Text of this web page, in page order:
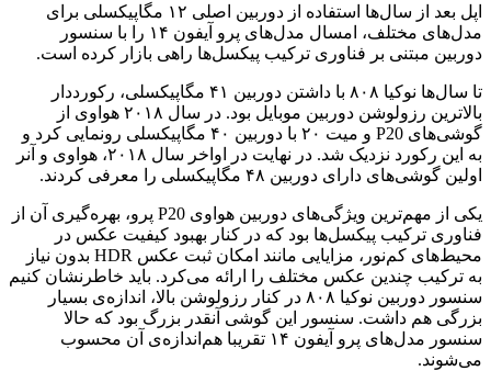
اپل بعد از سال‌ها استفاده از دوربین اصلی ۱۲ مگاپیکسلی برای
مدل‌های مختلف، امسال مدل‌های پرو آیفون ۱۴ را با سنسور
دوربین مبتنی بر فناوری ترکیب پیکسل‌ها راهی بازار کرده است.
تا سال‌ها نوکیا ۸۰۸ با داشتن دوربین ۴۱ مگاپیکسلی، رکورددار
بالاترین رزولوشن دوربین موبایل بود. در سال ۲۰۱۸ هواوی از
گوشی‌های P20 و میت ۲۰ با دوربین ۴۰ مگاپیکسلی رونمایی کرد و
به این رکورد نزدیک شد. در نهایت در اواخر سال ۲۰۱۸، هواوی و آنر
اولین گوشی‌های دارای دوربین ۴۸ مگاپیکسلی را معرفی کردند.
یکی از مهم‌ترین ویژگی‌های دوربین هواوی P20 پرو، بهره‌گیری آن از
فناوری ترکیب پیکسل‌ها بود که در کنار بهبود کیفیت عکس در
محیط‌های کم‌نور، مزایایی مانند امکان ثبت عکس HDR بدون نیاز
به ترکیب چندین عکس مختلف را ارائه می‌کرد. باید خاطرنشان کنیم
سنسور دوربین نوکیا ۸۰۸ در کنار رزولوشن بالا، اندازه‌ی بسیار
بزرگی هم داشت. سنسور این گوشی آنقدر بزرگ بود که حالا
سنسور مدل‌های پرو آیفون ۱۴ تقریبا هم‌اندازه‌ی آن محسوب
می‌شوند.